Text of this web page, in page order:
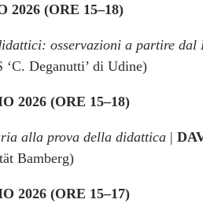
2026 (ORE 15–18)
osservazioni a partire dal
‘C. Deganutti’ di Udine)
2026 (ORE 15–18)
alla prova della didattica |
Bamberg)
2026 (ORE 15–17)